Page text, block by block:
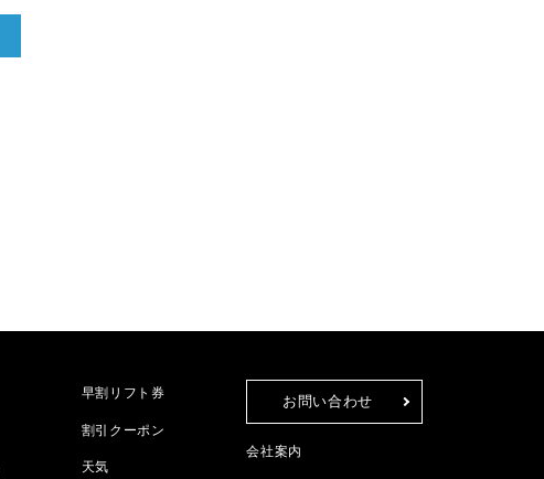
早割リフト券
割引クーポン
天気
お問い合わせ
会社案内